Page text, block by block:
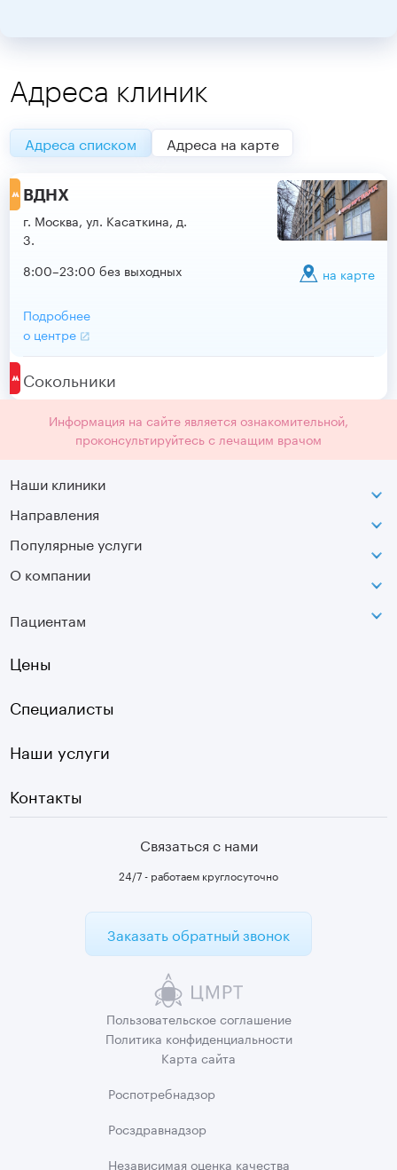
Адреса клиник
Адреса списком Адреса на карте
ВДНХ
г. Москва, ул. Касаткина, д.
3.
на карте
8:00–23:00 без выходных
Подробнее
о центре
Сокольники
Информация на сайте является ознакомительной,
проконсультируйтесь с лечащим врачом
Наши клиники
ВДНХ
г. Москва, ул. Стромынка, д. 11
Направления
Неврология
Ортопедия-травматология
Популярные услуги
МРТ
УЗИ
Плазмотерапия суставов
О компании
Инфо
Пациентам
Первичный прием
Цены
Специалисты
Наши услуги
Контакты
Связаться с нами
24/7 - работаем круглосуточно
Заказать обратный звонок
Пользовательскоесоглашение
Политика конфиденциальности
Карта сайта
Роспотребнадзор
Росздравнадзор
Независимая оценка качества